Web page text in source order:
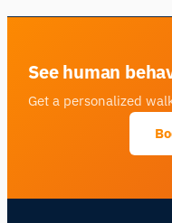
See human
Get a personalized